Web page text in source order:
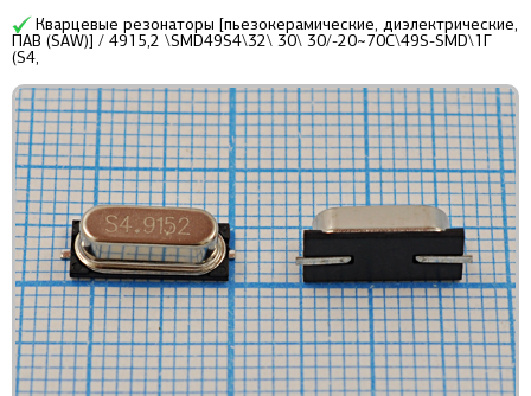
Кварцевые резонаторы [пьезокерамические, диэлектрические,
ПАВ (SAW)] / 4915,2 \SMD49S4\32\ 30\ 30/-20~70C\49S-SMD\1Г
(S4,